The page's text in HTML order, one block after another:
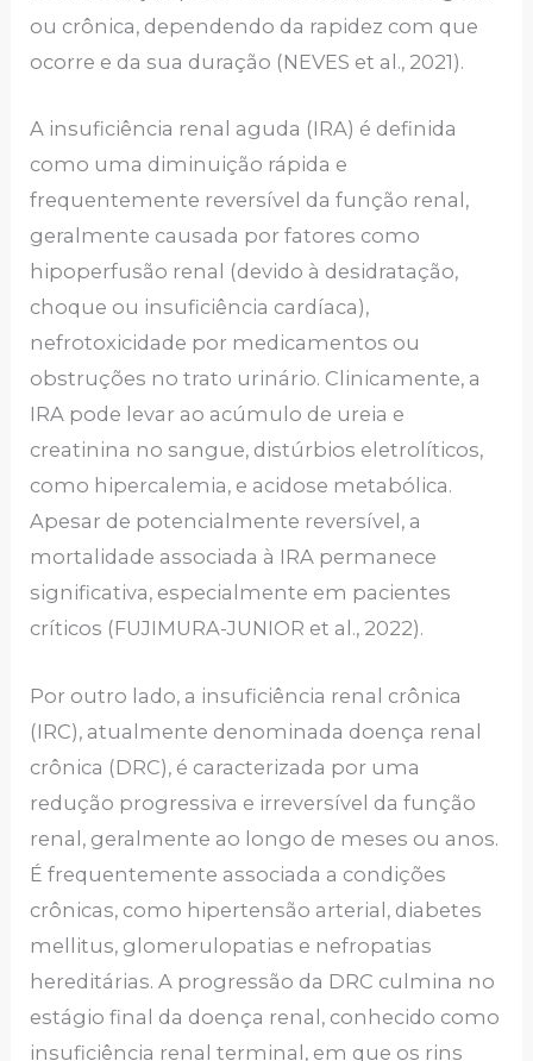
ou crônica, dependendo da rapidez com que
ocorre e da sua duração (NEVES et al., 2021).
A insuficiência renal aguda (IRA) é definida
como uma diminuição rápida e
frequentemente reversível da função renal,
geralmente causada por fatores como
hipoperfusão renal (devido à desidratação,
choque ou insuficiência cardíaca),
nefrotoxicidade por medicamentos ou
obstruções no trato urinário. Clinicamente, a
IRA pode levar ao acúmulo de ureia e
creatinina no sangue, distúrbios eletrolíticos,
como hipercalemia, e acidose metabólica.
Apesar de potencialmente reversível, a
mortalidade associada à IRA permanece
significativa, especialmente em pacientes
críticos (FUJIMURA-JUNIOR et al., 2022).
Por outro lado, a insuficiência renal crônica
(IRC), atualmente denominada doença renal
crônica (DRC), é caracterizada por uma
redução progressiva e irreversível da função
renal, geralmente ao longo de meses ou anos.
É frequentemente associada a condições
crônicas, como hipertensão arterial, diabetes
mellitus, glomerulopatias e nefropatias
hereditárias. A progressão da DRC culmina no
estágio final da doença renal, conhecido como
insuficiência renal terminal, em que os rins